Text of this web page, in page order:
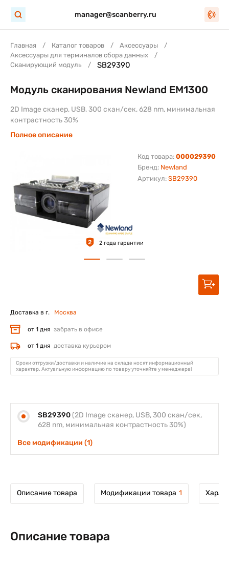
manager@scanberry.ru
Главная Каталог товаров
Аксессуары
Аксессуары для терминалов сбора данных
Сканирующий модуль
SB29390
Бренд: Newland
Код товара: 000029390
Артикул: SB29390
Модуль сканирования Newland EM1300
2D Image сканер, USB, 300 скан/сек, 628 nm, минимальная
контрастность 30%
Полное описание
2 2 года гарантии
SB29390 (2D Image сканер, USB, 300 скан/сек,
628 nm, минимальная контрастность 30%)
Все модификации (1)
Доставка в г. Москва
от 1 дня забрать в офисе
от 1 дня доставка курьером
Сроки отгрузки/доставки и наличие на складе носят информационный
характер. Актуальную информацию по товару уточняйте у менеджера!
Описание товара Модификации товара 1
Описание товара